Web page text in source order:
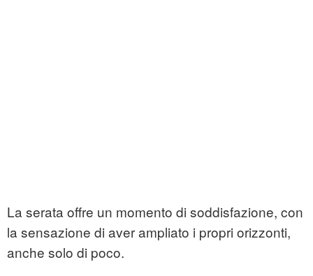
La serata offre un momento di soddisfazione, con
la sensazione di aver ampliato i propri orizzonti,
anche solo di poco.